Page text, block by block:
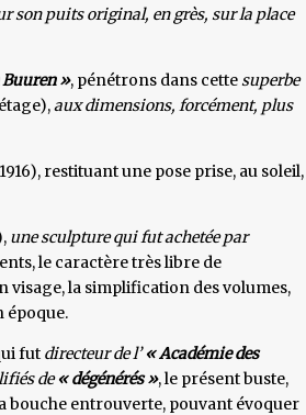
son puits original, en grès, sur la place
», pénétrons dans cettesuperbe
aux dimensions, forcément, plus
restituant une pose prise, au soleil,
une sculpture qui fut achetée par
le caractère très libre de
visage, la simplification des volumes,
époque.
fut directeur de l’« Académie des
de« dégénérés », le présent buste,
bouche entrouverte, pouvant évoquer